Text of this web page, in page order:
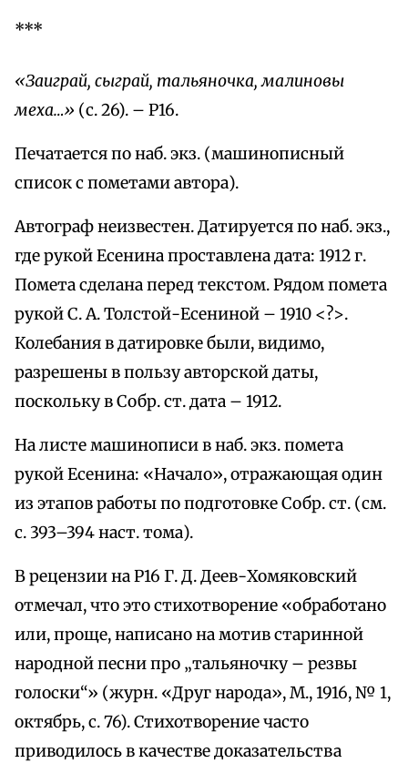
***
«Заиграй, сыграй, тальяночка, малиновы
меха…» (с. 26). – Р16.
Печатается по наб. экз. (машинописный
список с пометами автора).
Автограф неизвестен. Датируется по наб. экз.,
где рукой Есенина проставлена дата: 1912 г.
Помета сделана перед текстом. Рядом помета
рукой С. А. Толстой-Есениной – 1910 <?>.
Колебания в датировке были, видимо,
разрешены в пользу авторской даты,
поскольку в Собр. ст. дата – 1912.
На листе машинописи в наб. экз. помета
рукой Есенина: «Начало», отражающая один
из этапов работы по подготовке Собр. ст. (см.
с. 393–394 наст. тома).
В рецензии на Р16 Г. Д. Деев-Хомяковский
отмечал, что это стихотворение «обработано
или, проще, написано на мотив старинной
народной песни про „тальяночку – резвы
голоски“» (журн. «Друг народа», М., 1916, № 1,
октябрь, с. 76). Стихотворение часто
приводилось в качестве доказательства